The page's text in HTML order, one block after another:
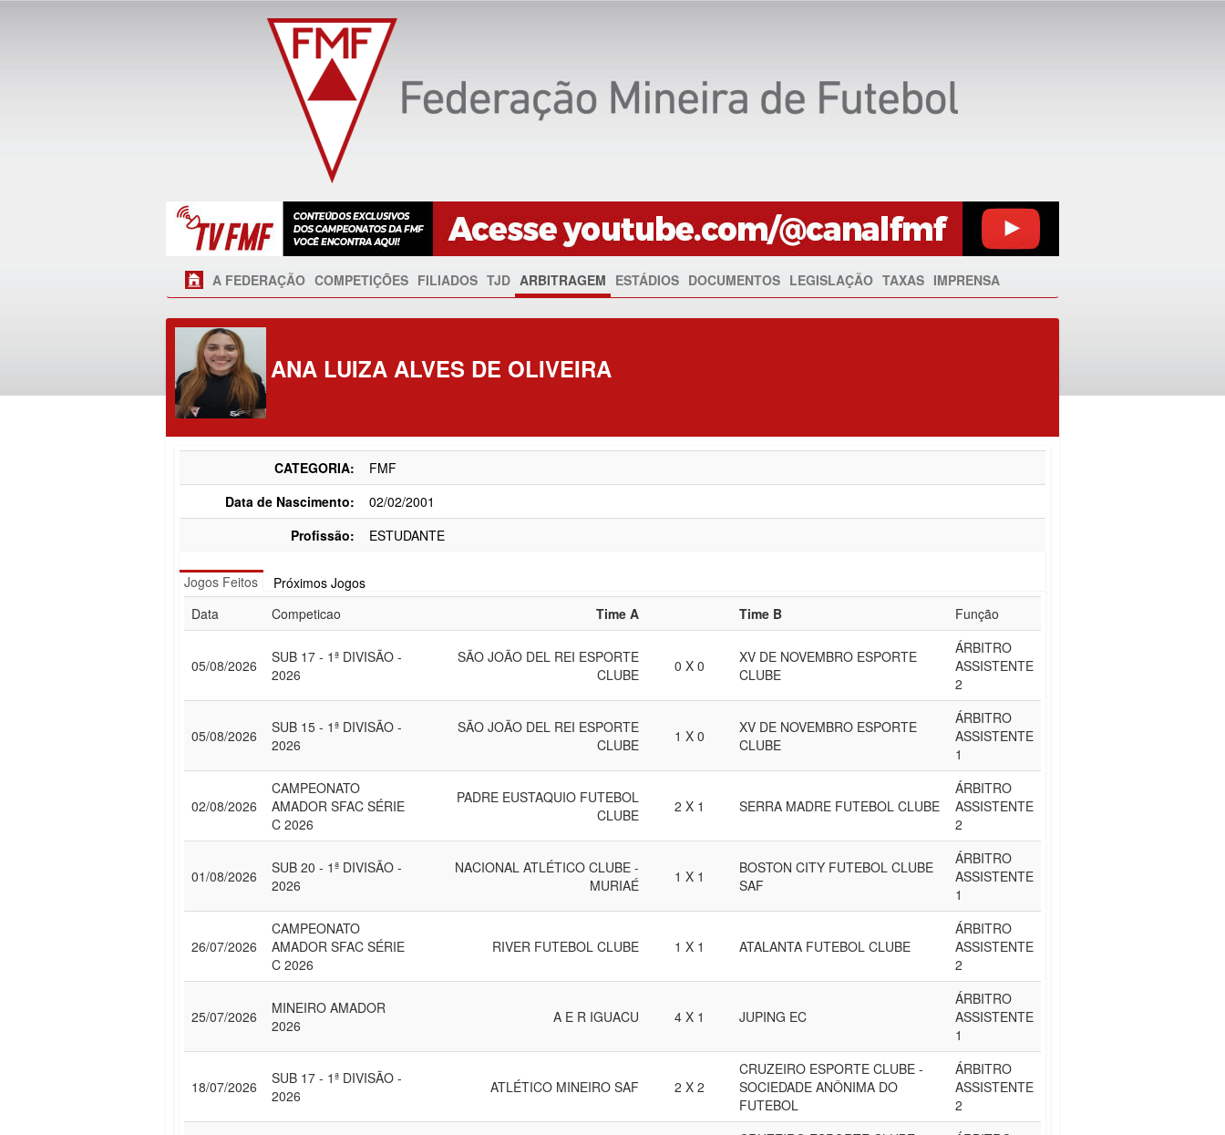
A FEDERAÇÃO COMPETIÇÕES FILIADOS TJD ARBITRAGEM ESTÁDIOS DOCUMENTOS LEGISLAÇÃO TAXAS IMPRENSA
ANA LUIZA ALVES DE OLIVEIRA
CATEGORIA:
FMF
Data de Nascimento:
02/02/2001
Profissão:
ESTUDANTE
Jogos Feitos
Próximos Jogos
Data
Competicao Time A Time B Função
05/08/2026
SUB 17 - 1ª DIVISÃO -
2026
SÃO JOÃO DEL REI ESPORTE
CLUBE
0 X 0
XV DE NOVEMBRO ESPORTE
CLUBE
ÁRBITRO
ASSISTENTE
2
05/08/2026
SUB 15 - 1ª DIVISÃO -
2026
SÃO JOÃO DEL REI ESPORTE
CLUBE
1 X 0
XV DE NOVEMBRO ESPORTE
CLUBE
ÁRBITRO
ASSISTENTE
1
02/08/2026
CAMPEONATO
AMADOR SFAC SÉRIE
C 2026
PADRE EUSTAQUIO FUTEBOL
CLUBE
2 X 1 SERRA MADRE FUTEBOL CLUBE
ÁRBITRO
ASSISTENTE
2
01/08/2026
SUB 20 - 1ª DIVISÃO -
2026
NACIONAL ATLÉTICO CLUBE -
MURIAÉ
1 X 1
BOSTON CITY FUTEBOL CLUBE
SAF
ÁRBITRO
ASSISTENTE
1
26/07/2026
CAMPEONATO
AMADOR SFAC SÉRIE
C 2026
RIVER FUTEBOL CLUBE 1 X 1 ATALANTA FUTEBOL CLUBE
ÁRBITRO
ASSISTENTE
2
25/07/2026
MINEIRO AMADOR
2026
A E R IGUACU 4 X 1 JUPING EC
ÁRBITRO
ASSISTENTE
1
18/07/2026
SUB 17 - 1ª DIVISÃO -
2026
ATLÉTICO MINEIRO SAF 2 X 2
CRUZEIRO ESPORTE CLUBE -
SOCIEDADE ANÔNIMA DO
FUTEBOL
ÁRBITRO
ASSISTENTE
2